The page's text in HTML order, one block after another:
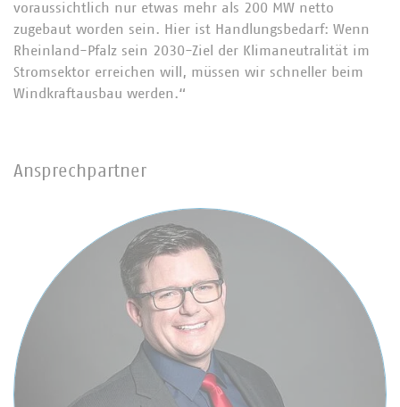
voraussichtlich nur etwas mehr als 200 MW netto
zugebaut worden sein. Hier ist Handlungsbedarf: Wenn
Rheinland-Pfalz sein 2030-Ziel der Klimaneutralität im
Stromsektor erreichen will, müssen wir schneller beim
Windkraftausbau werden.“
Ansprechpartner